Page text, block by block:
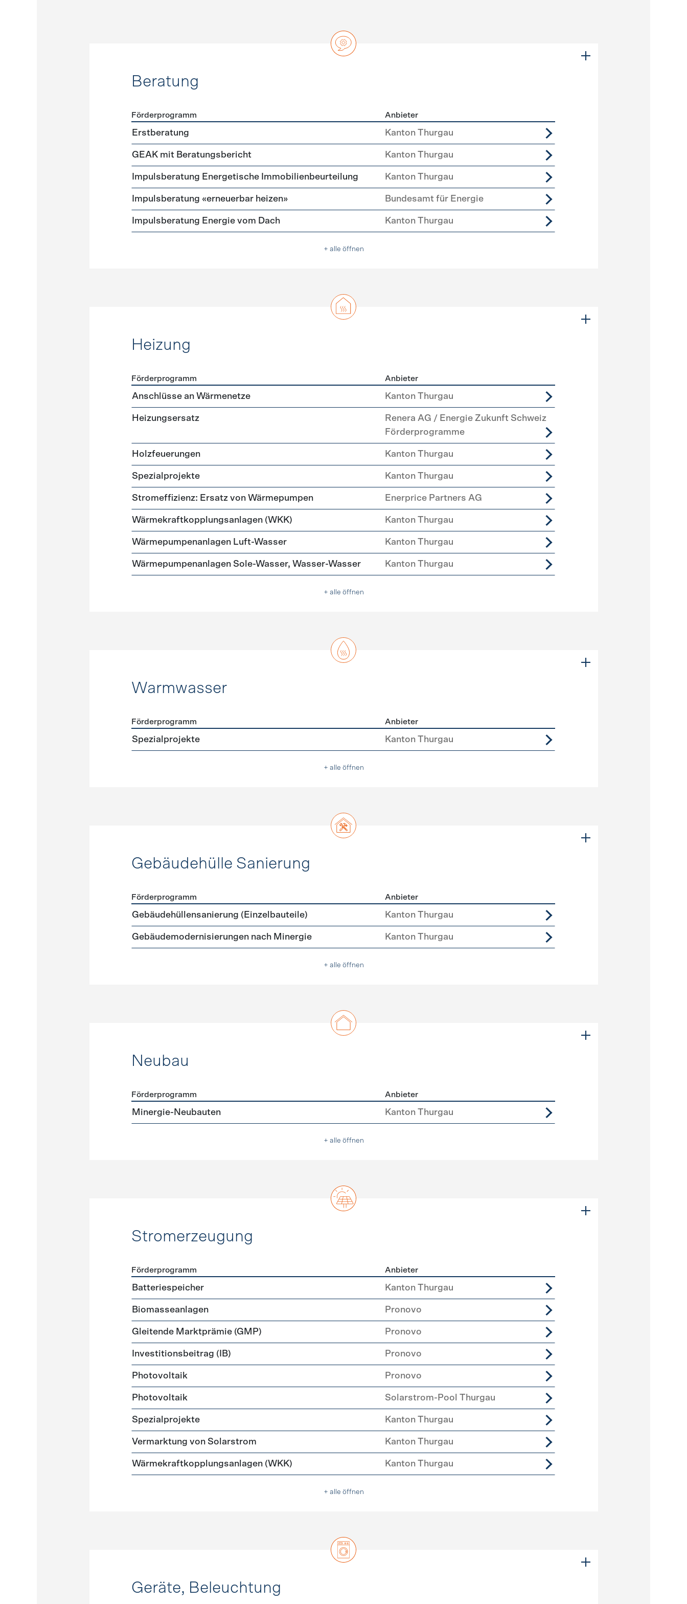
Beratung
Förderprogramme
Förderprogramm Anbieter
Erstberatung Kanton Thurgau
GEAK mit Beratungsbericht Kanton Thurgau
Impuls­beratung Energetische Immobilien­beurteilung Kanton Thurgau
Impulsberatung «erneuerbar heizen» Bundesamt für Energie
Impulsberatung Energie vom Dach Kanton Thurgau
+ alle öffnen
Heizung
Förderprogramme Heizung
Förderprogramm Anbieter
Anschlüsse an Wärmenetze Kanton Thurgau
Heizungsersatz
Renera AG / Energie Zukunft Schweiz
Förderprogramme
Holzfeuerungen Kanton Thurgau
Spezialprojekte Kanton Thurgau
Stromeffizienz: Ersatz von Wärmepumpen Enerprice Partners AG
Wärmekraftkopplungsanlagen (WKK) Kanton Thurgau
Wärmepumpenanlagen Luft-Wasser Kanton Thurgau
Wärmepumpenanlagen Sole-Wasser, Wasser-Wasser Kanton Thurgau
+ alle öffnen
Warmwasser
Förderprogramme
Förderprogramm Anbieter
Spezialprojekte Kanton Thurgau
+ alle öffnen
Gebäudehülle Sanierung
Förderprogramme Gebäudehülle Sanierung
Förderprogramm Anbieter
Gebäudehüllensanierung (Einzelbauteile) Kanton Thurgau
Gebäudemodernisierungen nach Minergie Kanton Thurgau
+ alle öffnen
Neubau
Förderprogramme Neubau
Förderprogramm Anbieter
Minergie-Neubauten Kanton Thurgau
+ alle öffnen
Stromerzeugung
Förderprogramme
Förderprogramm Anbieter
Batteriespeicher Kanton Thurgau
Biomasseanlagen Pronovo
Gleitende Marktprämie (GMP) Pronovo
Investitionsbeitrag (IB) Pronovo
Photovoltaik Pronovo
Photovoltaik Solarstrom-Pool Thurgau
Spezialprojekte Kanton Thurgau
Vermarktung von Solarstrom Kanton Thurgau
Wärmekraftkopplungsanlagen (WKK) Kanton Thurgau
+ alle öffnen
Geräte, Beleuchtung